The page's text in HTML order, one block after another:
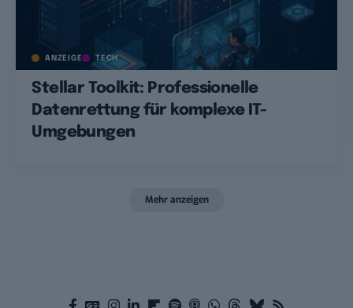
ANZEIGE TECH
Stellar Toolkit: Professionelle
Datenrettung für komplexe IT-
Umgebungen
Mehr anzeigen